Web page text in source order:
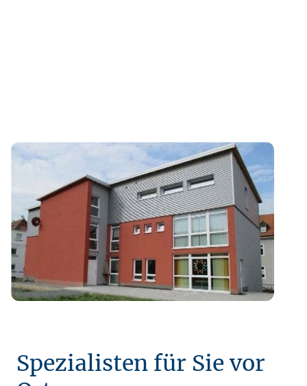
Spezialisten für Sie vor